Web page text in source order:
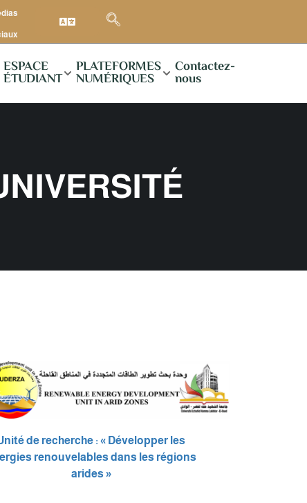
ESPACE
ÉTUDIANT
PLATEFORMES
NUMÉRIQUES
Contactez-
nous
de recherche : « Développer les
renouvelables dans les régions
arides »